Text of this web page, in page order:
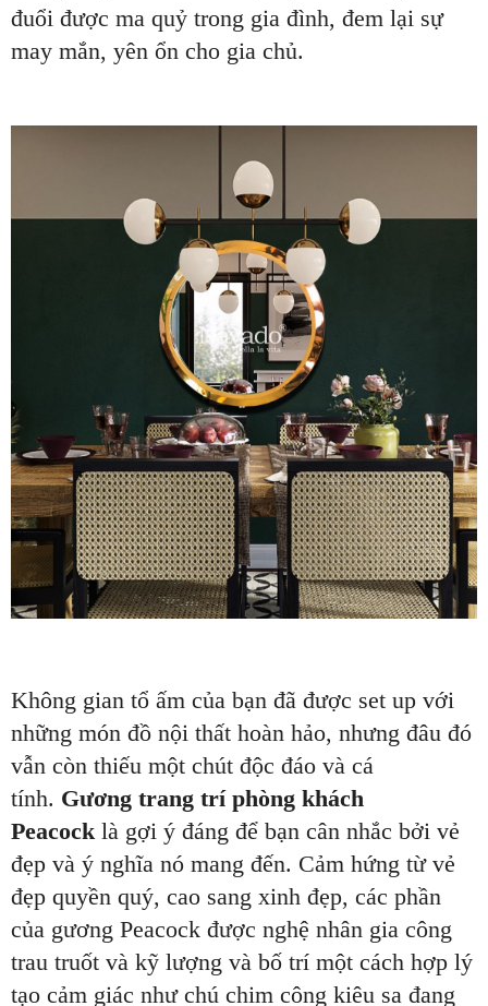
đuổi được ma quỷ trong gia đình, đem lại sự
may mắn, yên ổn cho gia chủ.
Không gian tổ ấm của bạn đã được set up với
những món đồ nội thất hoàn hảo, nhưng đâu đó
vẫn còn thiếu một chút độc đáo và cá
tính. Gương trang trí phòng khách
Peacocklà gợi ý đáng để bạn cân nhắc bởi vẻ
đẹp và ý nghĩa nó mang đến. Cảm hứng từ vẻ
đẹp quyền quý, cao sang xinh đẹp, các phần
của gương Peacock được nghệ nhân gia công
trau truốt và kỹ lượng và bố trí một cách hợp lý
tạo cảm giác như chú chim công kiêu sa đang